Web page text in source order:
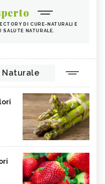
DI CURE-NATURALI E
NATURALE.
Naturale